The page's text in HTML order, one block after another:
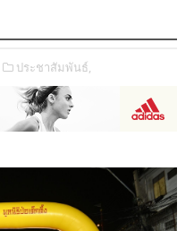
ประชาสัมพันธ์,